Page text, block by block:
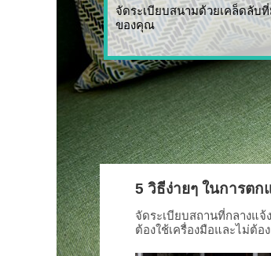
จัดระเบียบสนามด้วยเคล็ดลับ
ของคุณ
5 วิธีง่ายๆ ในการต
จัดระเบียบสถานที่กลางแ
ต้องใช้เครื่องมือและไม่ต้อ